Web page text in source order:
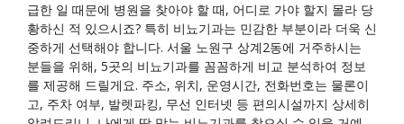
급한 일 때문에 병원을 찾아야 할 때, 어디로 가야 할지 몰라 당
황하신 적 있으시죠? 특히 비뇨기과는 민감한 부분이라 더욱 신
중하게 선택해야 합니다. 서울 노원구 상계2동에 거주하시는
분들을 위해, 5곳의 비뇨기과를 꼼꼼하게 비교 분석하여 정보
를 제공해 드릴게요. 주소, 위치, 운영시간, 전화번호는 물론이
고, 주차 여부, 발렛파킹, 무선 인터넷 등 편의시설까지 상세히